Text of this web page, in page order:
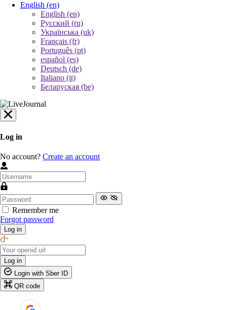
English (en)
English (en)
Русский (ru)
Українська (uk)
Français (fr)
Português (pt)
español (es)
Deutsch (de)
Italiano (it)
Беларуская (be)
Log in
No account? Create an account
Remember me
Forgot password
Log in
Log in
Login with Sber ID
QR code